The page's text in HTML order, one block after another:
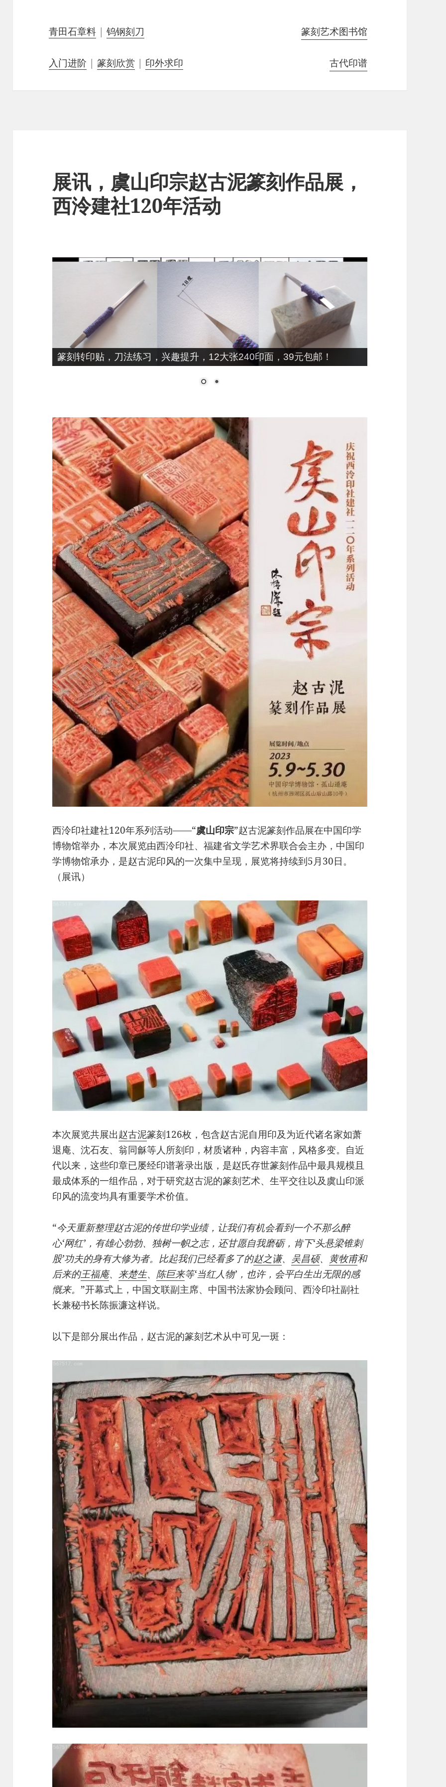
青田石章料 |钨钢刻刀 篆刻艺术图书馆
入门进阶 |篆刻欣赏 | 印外求印 古代印谱
展讯，虞山印宗赵古泥篆刻作品展，
西泠建社120年活动
篆刻转印贴，刀法练习，兴趣提升，12大张240印面，39元包邮！
西泠印社建社120年系列活动——“虞山印宗”赵古泥篆刻作品展在中国印学
博物馆举办，本次展览由西泠印社、福建省文学艺术界联合会主办，中国印
学博物馆承办，是赵古泥印风的一次集中呈现，展览将持续到5月30日。
（展讯）
本次展览共展出赵古泥篆刻126枚，包含赵古泥自用印及为近代诸名家如萧
退庵、沈石友、翁同龢等人所刻印，材质诸种，内容丰富，风格多变。自近
代以来，这些印章已屡经印谱著录出版，是赵氏存世篆刻作品中最具规模且
最成体系的一组作品，对于研究赵古泥的篆刻艺术、生平交往以及虞山印派
印风的流变均具有重要学术价值。
“今天重新整理赵古泥的传世印学业绩，让我们有机会看到一个不那么醉
心‘网红’，有雄心勃勃、独树一帜之志，还甘愿自我磨砺，肯下‘头悬梁锥刺
股’功夫的身有大修为者。比起我们已经看多了的赵之谦、 吴昌硕、 黄牧甫和
后来的王福庵、 来楚生、 陈巨来等‘当红人物’，也许，会平白生出无限的感
慨来。”开幕式上，中国文联副主席、中国书法家协会顾问、西泠印社副社
长兼秘书长陈振濂这样说。
以下是部分展出作品，赵古泥的篆刻艺术从中可见一斑：